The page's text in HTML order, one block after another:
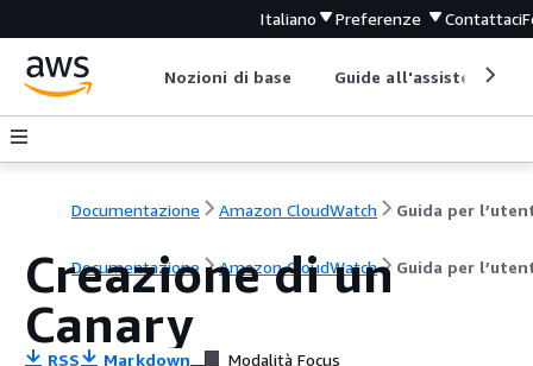
Italiano Preferenze Contattaci
Nozioni di base Guide all'assistenza
Documentazione Amazon CloudWatch Guida per
Documentazione Amazon CloudWatch Guida per
Creazione di un
Canary
RSS Markdown Modalità Focus